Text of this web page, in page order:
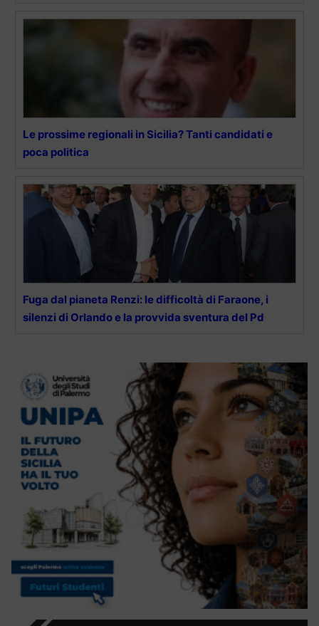
Le prossime regionali in Sicilia? Tanti candidati e
poca politica
Fuga dal pianeta Renzi: le difficoltà di Faraone, i
silenzi di Orlando e la provvida sventura del Pd